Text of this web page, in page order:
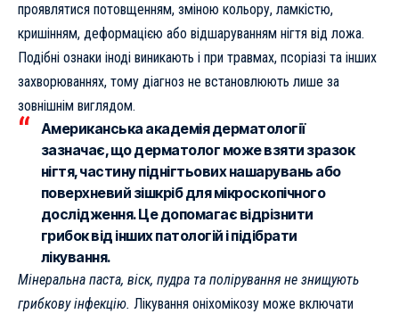
проявлятися потовщенням, зміною кольору, ламкістю,
кришінням, деформацією або відшаруванням нігтя від ложа.
Подібні ознаки іноді виникають і при травмах, псоріазі та інших
захворюваннях, тому діагноз не встановлюють лише за
зовнішнім виглядом.
Американська академія дерматології
зазначає, що дерматолог може взяти зразок
нігтя, частину піднігтьових нашарувань або
поверхневий зішкріб для мікроскопічного
дослідження. Це допомагає відрізнити
грибок від інших патологій і підібрати
лікування.
Мінеральна паста, віск, пудра та полірування не знищують
грибкову інфекцію. Лікування оніхомікозу може включати